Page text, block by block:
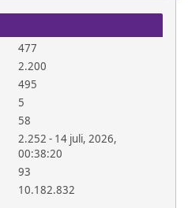
477
2.200
495
5
58
2.252 - 14 juli, 2026,
00:38:20
93
10.182.832